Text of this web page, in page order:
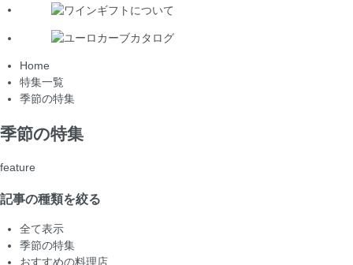
Home
特集一覧
季節の特集
季節の特集
feature
記事の種類を絞る
全て表示
季節の特集
おすすめの料理店